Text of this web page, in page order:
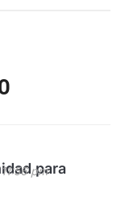
para
pm